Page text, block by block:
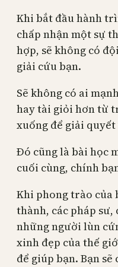
Khi bắt đầu hành
chấp nhận một sự
hợp, sẽ không có
giải cứu bạn.
Sẽ không có ai
hay tài giỏi hơn từ
xuống để giải
Đó cũng là bài học
cuối cùng, chính
Khi phong trào của
thành, các pháp
những người lùn
xinh đẹp của thế
để giúp bạn. Bạn sẽ